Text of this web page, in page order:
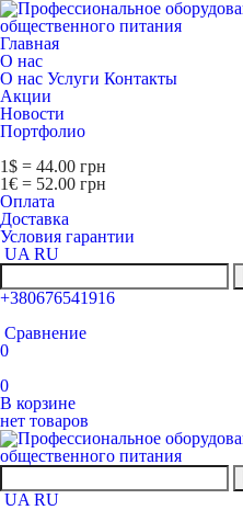
Главная
О нас
О нас Услуги Контакты
Акции
Новости
Портфолио
1$ = 44.00 грн
1€ = 52.00 грн
Оплата
Доставка
Условия гарантии
UA RU
+380676541916
Сравнение
0
0
В корзине
нет товаров
UA RU